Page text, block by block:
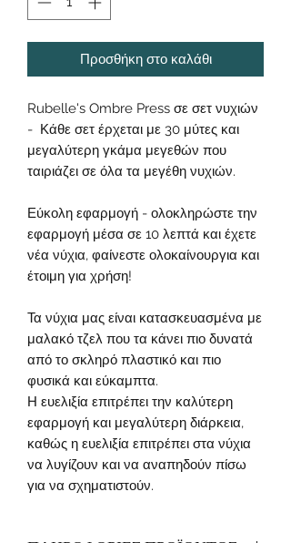
Προσθήκη στο καλάθι
Rubelle's Ombre Press σε σετ νυχιών
- Κάθε σετ έρχεται με 30 μύτες και
μεγαλύτερη γκάμα μεγεθών που
ταιριάζει σε όλα τα μεγέθη νυχιών.
Εύκολη εφαρμογή - ολοκληρώστε την
εφαρμογή μέσα σε 10 λεπτά και έχετε
νέα νύχια, φαίνεστε ολοκαίνουργια και
έτοιμη για χρήση!
Τα νύχια μας είναι κατασκευασμένα με
μαλακό τζελ που τα κάνει πιο δυνατά
από το σκληρό πλαστικό και πιο
φυσικά και εύκαμπτα.
Η ευελιξία επιτρέπει την καλύτερη
εφαρμογή και μεγαλύτερη διάρκεια,
καθώς η ευελιξία επιτρέπει στα νύχια
να λυγίζουν και να αναπηδούν πίσω
για να σχηματιστούν.